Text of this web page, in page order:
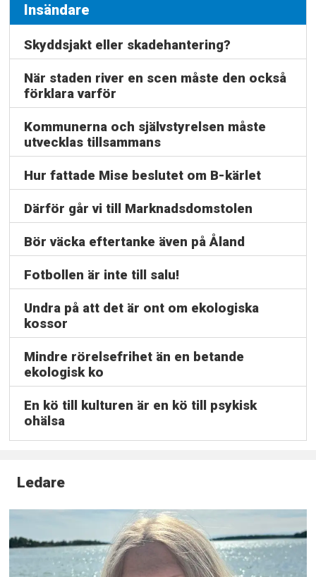
Insändare
Skyddsjakt eller skadehantering?
När staden river en scen måste den också
förklara varför
Kommunerna och självstyrelsen måste
utvecklas tillsammans
Hur fattade Mise beslutet om B-kärlet
Därför går vi till Marknadsdomstolen
Bör väcka eftertanke även på Åland
Fotbollen är inte till salu!
Undra på att det är ont om ekologiska
kossor
Mindre rörelsefrihet än en betande
ekologisk ko
En kö till kulturen är en kö till psykisk
ohälsa
Ledare